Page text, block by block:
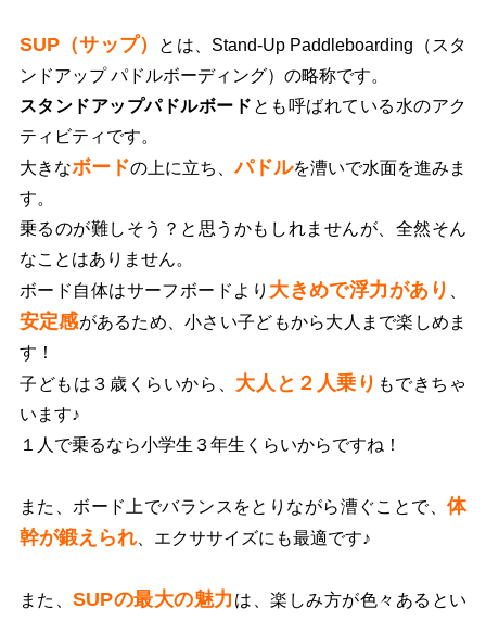
SUP（サップ）
とは、Stand-Up Paddleboarding（スタ
ンドアップ パドルボーディング）の略称です。
スタンドアップパドルボード とも呼ばれている水のアク
ティビティです。
大きなボードの上に立ち、パドルを漕いで水面を進みま
す。
乗るのが難しそう？と思うかもしれませんが、全然そん
なことはありません。
ボード自体はサーフボードより 大きめで浮力があり
安定感があるため、小さい子どもから大人まで楽しめま
す！
子どもは３歳くらいから、 大人と２人乗り もできちゃ
います♪
１人で乗るなら小学生３年生くらいからですね！
また、ボード上でバランスをとりながら漕ぐことで、体
幹が鍛えられ、エクササイズにも最適です♪
また、SUPの最大の魅力 は、楽しみ方が色々あるとい